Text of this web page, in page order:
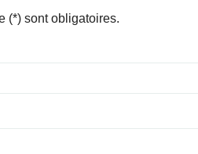
(*) sont obligatoires.